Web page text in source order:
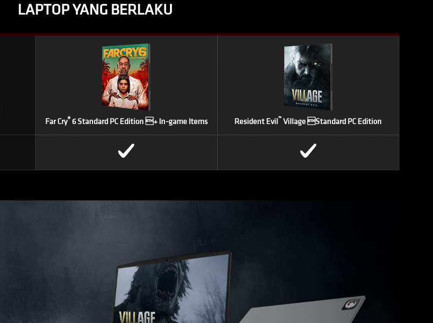
LAPTOP YANG BERLAKU
Far Cry®6 Standard PC Edition + In-game Items Resident Evil™Village Standard PC Edition